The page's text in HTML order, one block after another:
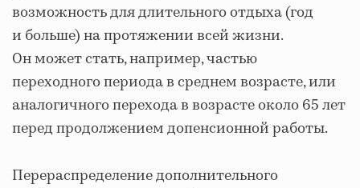
возможность для длительного отдыха (год
и больше) на протяжении всей жизни.
Он может стать, например, частью
переходного периода в среднем возрасте, или
аналогичного перехода в возрасте около 65 лет
перед продолжением допенсионной работы.
Перераспределение дополнительного